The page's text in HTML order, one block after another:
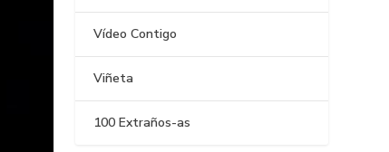
Vídeo Contigo
Viñeta
100 Extraños-as